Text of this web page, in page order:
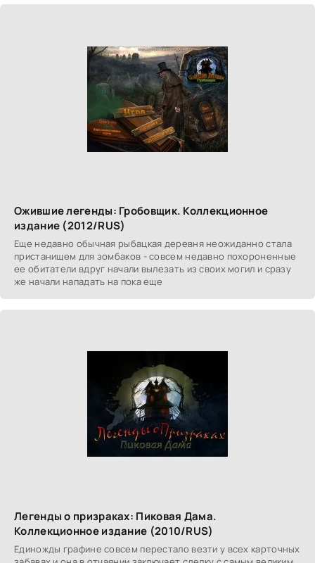
Ожившие легенды: Гробовщик. Коллекционное
издание (2012/RUS)
Еще недавно обычная рыбацкая деревня неожиданно стала
пристанищем для зомбаков - совсем недавно похороненные
ее обитатели вдруг начали вылезать из своих могил и сразу
же начали нападать на пока еще
Легенды о призраках: Пиковая Дама.
Коллекционное издание (2010/RUS)
Единожды графине совсем перестало везти у всех карточных